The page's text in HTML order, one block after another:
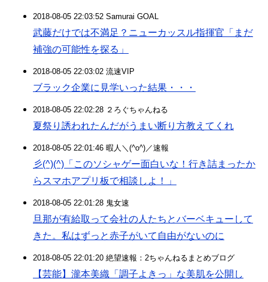
2018-08-05 22:03:52 Samurai GOAL
武藤だけでは不満足？ニューカッスル指揮官「まだ
補強の可能性を探る」
2018-08-05 22:03:02 流速VIP
ブラック企業に見学いった結果・・・
2018-08-05 22:02:28 ２ろぐちゃんねる
夏祭り誘われたんだがうまい断り方教えてくれ
2018-08-05 22:01:46 暇人＼(^o^)／速報
彡(^)(^)「このソシャゲー面白いな！行き詰まったか
らスマホアプリ板で相談しよ！」
2018-08-05 22:01:28 鬼女速
旦那が有給取って会社の人たちとバーベキューして
きた。私はずっと赤子がいて自由がないのに
2018-08-05 22:01:20 絶望速報：2ちゃんねるまとめブログ
【芸能】瀧本美織「調子よきっ」な美肌を公開し